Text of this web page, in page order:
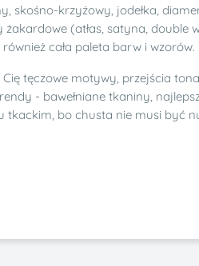
skośno-krzyżowy, jodełka,
(atłas, satyna, double
również cała paleta barw i wzorów.
tęczowe motywy, przejścia
- bawełniane tkaniny,
tkackim, bo chusta nie musi być